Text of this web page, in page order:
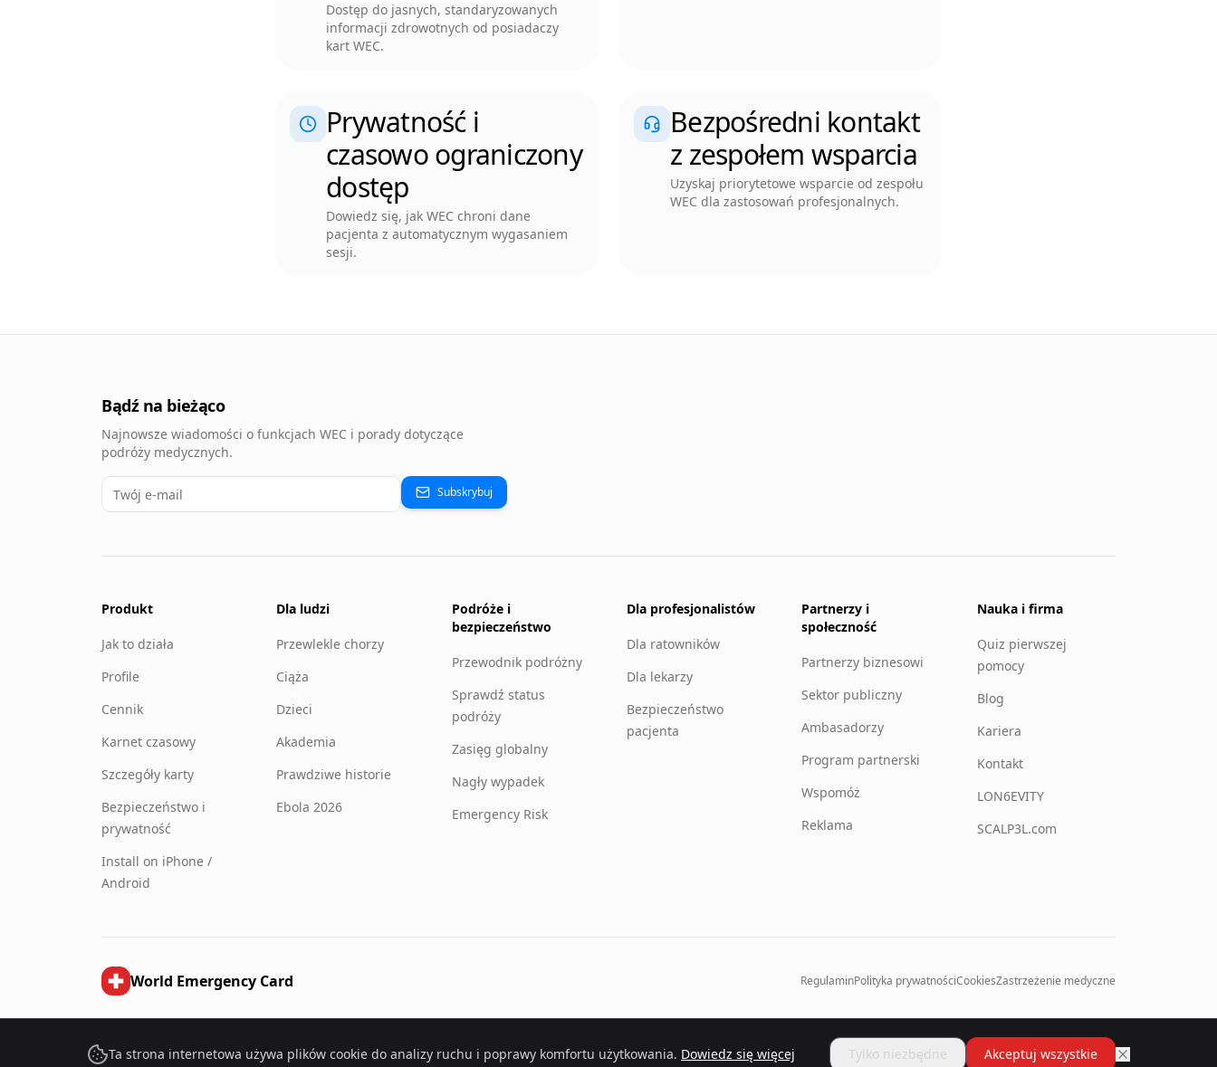
Ta strona internetowa używa plików cookie do analizy ruchu i poprawy komfortu użytkowania. Dowiedz się więcej Tylko niezbędne Akceptuj wszystkie
Dostęp do jasnych, standaryzowanych
informacji zdrowotnych od posiadaczy
kart WEC.
Prywatność i
czasowo ograniczony
dostęp
Dowiedz się, jak WEC chroni dane
pacjenta z automatycznym wygasaniem
sesji.
Bezpośredni kontakt
z zespołem wsparcia
Uzyskaj priorytetowe wsparcie od zespołu
WEC dla zastosowań profesjonalnych.
Bądź na bieżąco
Najnowsze wiadomości o funkcjach WEC i porady dotyczące
podróży medycznych.
Subskrybuj
Produkt
Jak to działa
Profile
Cennik
Karnet czasowy
Szczegóły karty
Bezpieczeństwo i
prywatność
Install on iPhone /
Android
Dla ludzi
Przewlekle chorzy
Ciąża
Dzieci
Akademia
Prawdziwe historie
Ebola 2026
Podróże i
bezpieczeństwo
Przewodnik podróżny
Sprawdź status
podróży
Zasięg globalny
Nagły wypadek
Emergency Risk
Dla profesjonalistów
Dla ratowników
Dla lekarzy
Bezpieczeństwo
pacjenta
Partnerzy i
społeczność
Partnerzy biznesowi
Sektor publiczny
Ambasadorzy
Program partnerski
Wspomóż
Reklama
Nauka i firma
Quiz pierwszej
pomocy
Blog
Kariera
Kontakt
LON6EVITY
SCALP3L.com
World Emergency Card RegulaminPolityka prywatnościCookiesZastrzeżenie medyczne
©2026World Emergency Card.Wszelkie prawa zastrzeżone. Zgodny z ICD-11RODOISO 27001